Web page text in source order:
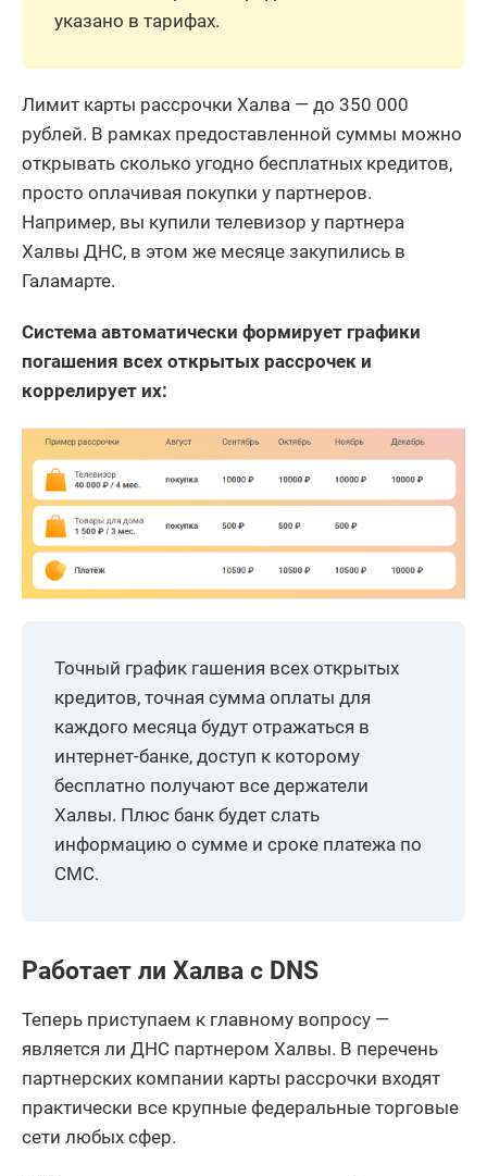
указано в тарифах.
Лимит карты рассрочки Халва — до 350 000
рублей. В рамках предоставленной суммы можно
открывать сколько угодно бесплатных кредитов,
просто оплачивая покупки у партнеров.
Например, вы купили телевизор у партнера
Халвы ДНС, в этом же месяце закупились в
Галамарте.
Система автоматически формирует графики
погашения всех открытых рассрочек и
коррелирует их:
Точный график гашения всех открытых
кредитов, точная сумма оплаты для
каждого месяца будут отражаться в
интернет-банке, доступ к которому
бесплатно получают все держатели
Халвы. Плюс банк будет слать
информацию о сумме и сроке платежа по
СМС.
Работает ли Халва с DNS
Теперь приступаем к главному вопросу —
является ли ДНС партнером Халвы. В перечень
партнерских компании карты рассрочки входят
практически все крупные федеральные торговые
сети любых сфер.